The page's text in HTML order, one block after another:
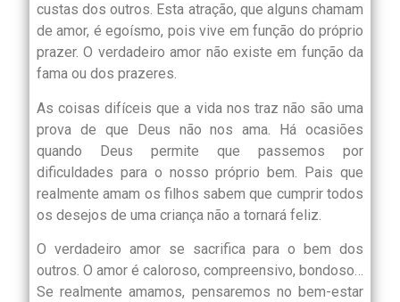
custas dos outros. Esta atração, que alguns chamam
de amor, é egoísmo, pois vive em função do próprio
prazer. O verdadeiro amor não existe em função da
fama ou dos prazeres.
As coisas difíceis que a vida nos traz não são uma
prova de que Deus não nos ama. Há ocasiões
quando Deus permite que passemos por
dificuldades para o nosso próprio bem. Pais que
realmente amam os filhos sabem que cumprir todos
os desejos de uma criança não a tornará feliz.
O verdadeiro amor se sacrifica para o bem dos
outros. O amor é caloroso, compreensivo, bondoso…
Se realmente amamos, pensaremos no bem-estar